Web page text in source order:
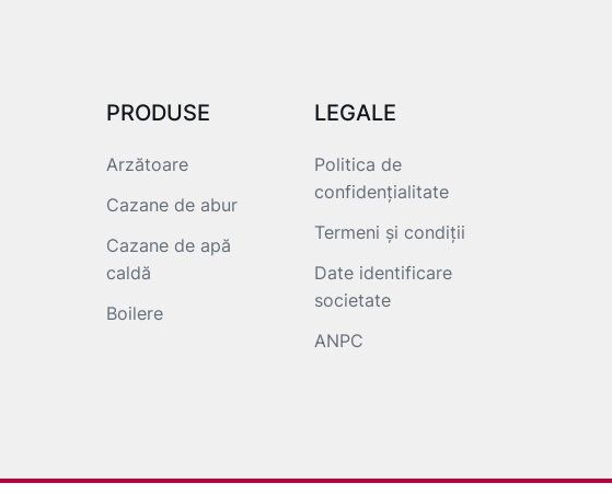
PRODUSE
Arzătoare
Cazane de abur
Cazane de apă
caldă
Boilere
LEGALE
Politica de
confidențialitate
Termeni și condiții
Date identificare
societate
ANPC